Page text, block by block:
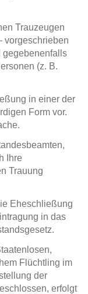
Trauzeugen
vorgeschrieben
gegebenenfalls
(z. B.
in einer der
Form vor.
Ihre
Trauung
Eheschließung
in das
Flüchtling im
der
erfolgt